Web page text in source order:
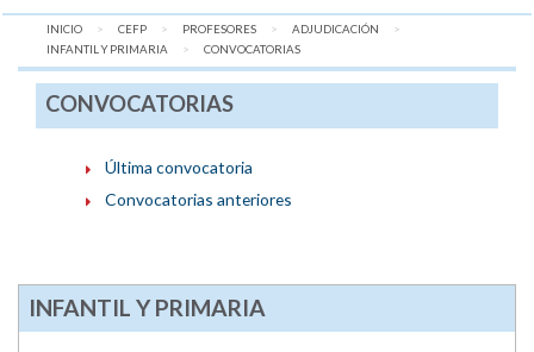
INICIO CEFP PROFESORES
ADJUDICACIÓN
INFANTIL Y PRIMARIA
AQUÍ:
CONVOCATORIAS
CONVOCATORIAS
Última convocatoria
Convocatorias anteriores
INFANTIL Y PRIMARIA